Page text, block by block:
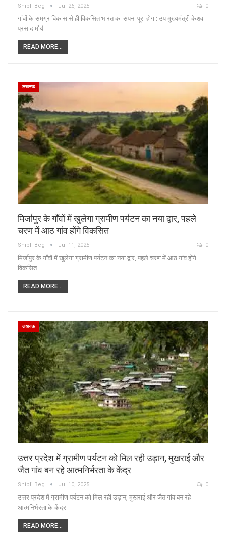
Shibli Beg Jul 26, 2025 0
गांवों के समग्र विकास से ही विकसित भारत का सपना पूरा होगा: उप मुख्यमंत्री केशव
प्रसाद मौर्य
READ MORE...
लखनऊ
मिर्जापुर के गाँवों में खुलेगा ग्रामीण पर्यटन का नया द्वार, पहले
चरण में आठ गांव होंगे विकसित
Shibli Beg Jul 11, 2025 0
मिर्जापुर के गाँवों में खुलेगा ग्रामीण पर्यटन का नया द्वार, पहले चरण में आठ गांव होंगे
विकसित
READ MORE...
लखनऊ
उत्तर प्रदेश में ग्रामीण पर्यटन को मिल रही उड़ान, मुखराई और
जैत गांव बन रहे आत्मनिर्भरता के केंद्र
Shibli Beg Jul 10, 2025 0
उत्तर प्रदेश में ग्रामीण पर्यटन को मिल रही उड़ान, मुखराई और जैत गांव बन रहे
आत्मनिर्भरता के केंद्र
READ MORE...